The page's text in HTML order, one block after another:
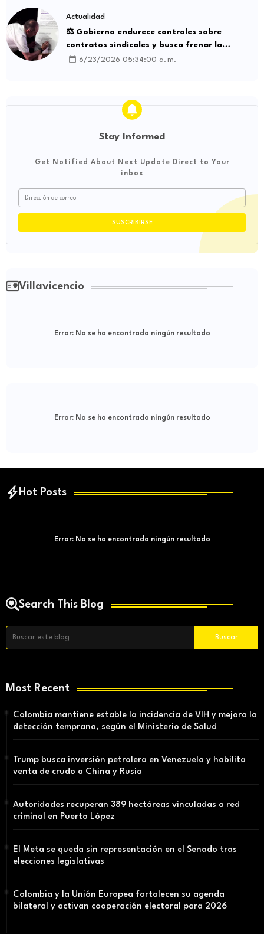
Actualidad
⚖️ Gobierno endurece controles sobre
contratos sindicales y busca frenar la
intermediación laboral ilegal
6/23/2026 05:34:00 a. m.
Stay Informed
Get Notified About Next Update Direct to Your
inbox
Villavicencio
Error:No se ha encontrado ningún resultado
Error:No se ha encontrado ningún resultado
Hot Posts
Error:No se ha encontrado ningún resultado
Search This Blog
Most Recent
Colombia mantiene estable la incidencia de VIH y mejora la
detección temprana, según el Ministerio de Salud
Trump busca inversión petrolera en Venezuela y habilita
venta de crudo a China y Rusia
Autoridades recuperan 389 hectáreas vinculadas a red
criminal en Puerto López
El Meta se queda sin representación en el Senado tras
elecciones legislativas
Colombia y la Unión Europea fortalecen su agenda
bilateral y activan cooperación electoral para 2026